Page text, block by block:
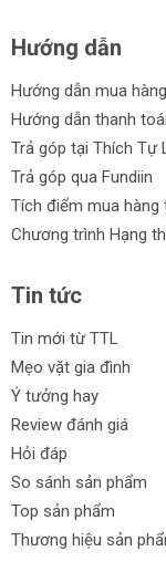
Hướng dẫn
Hướng dẫn mua hàng
Hướng dẫn thanh
Trả góp tại Thích Tự
Trả góp qua Fundiin
Tích điểm mua hàng
Chương trình Hạng
Tin tức
Tin mới từ TTL
Mẹo vặt gia đình
Ý tưởng hay
Review đánh giá
Hỏi đáp
So sánh sản phẩm
Top sản phẩm
Thương hiệu sản